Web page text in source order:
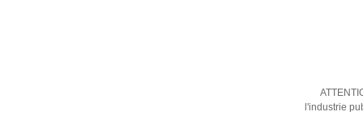
l'industrie